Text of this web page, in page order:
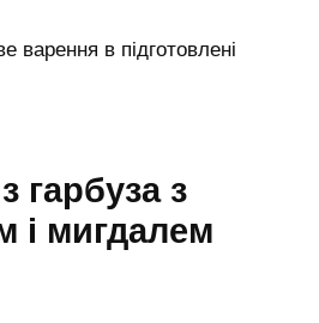
варення в підготовлені
гарбуза з
і мигдалем